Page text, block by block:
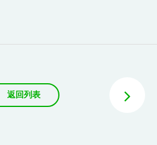
返回列表